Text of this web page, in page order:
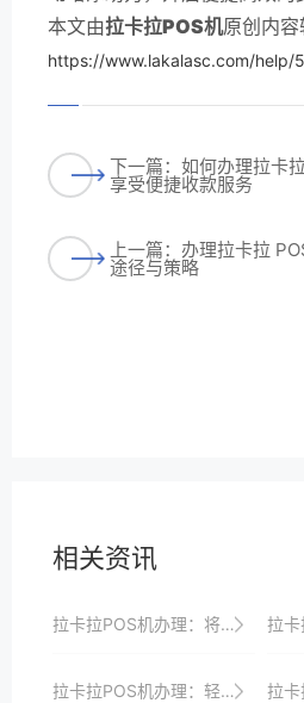
本文由拉卡拉POS机原创内
https://www.lakalasc.com/help/
下一篇：如何办理拉卡拉
享受便捷收款服务
上一篇：办理拉卡拉
途径与策略
相关资讯
拉卡拉POS机办理：将支付变得更加简单便捷 拉卡拉
拉卡拉POS机办理：轻松打造便捷支付环境 拉卡拉 POS